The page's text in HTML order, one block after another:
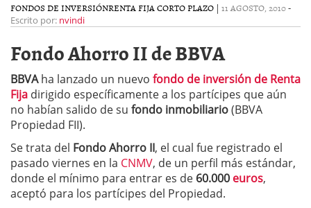
FONDOS DE INVERSIÓNRENTA FIJA CORTO PLAZO | 11 AGOSTO, 2010-
Escrito por: nvindi
Fondo Ahorro II de BBVA
BBVAha lanzado un nuevo fondo de inversión de Renta
Fija dirigido específicamente a los partícipes que aún
no habían salido de su fondo inmobiliario(BBVA
Propiedad FII).
Se trata del Fondo Ahorro II, el cual fue registrado el
pasado viernes en la CNMV, de un perfil más estándar,
donde el mínimo para entrar es de 60.000 euros,
aceptó para los partícipes del Propiedad.